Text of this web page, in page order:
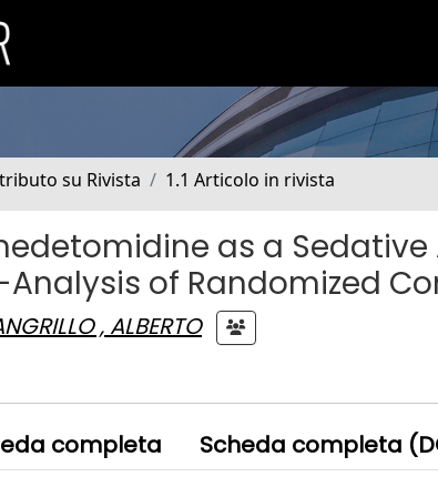
su Rivista 1.1 Articolo in rivista
as a
of Randomized
, ALBERTO
completa Scheda completa